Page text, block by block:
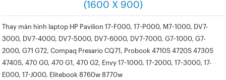
(1600 X 900)
Thay màn hình laptop HP Pavilion 17-F000, 17-P000, M7-1000, DV7-
3000, DV7-4000, DV7-5000, DV7-6000, DV7-7000, G7-1000, G7-
2000, G71 G72, Compaq Presario CQ71, Probook 4710S 4720S 4730S
4740S, 470 G0, 470 G1, 470 G2, Envy 17-1000, 17-2000, 17-3000, 17-
E000, 17-J000, Elitebook 8760w 8770w